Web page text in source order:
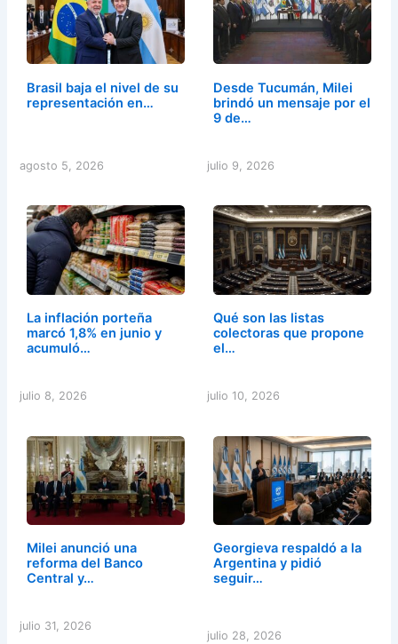
Brasil baja el nivel de su
representación en…
agosto 5, 2026
Desde Tucumán, Milei
brindó un mensaje por el
9 de…
julio 9, 2026
La inflación porteña
marcó 1,8% en junio y
acumuló…
julio 8, 2026
Qué son las listas
colectoras que propone
el…
julio 10, 2026
Milei anunció una
reforma del Banco
Central y…
julio 31, 2026
Georgieva respaldó a la
Argentina y pidió
seguir…
julio 28, 2026